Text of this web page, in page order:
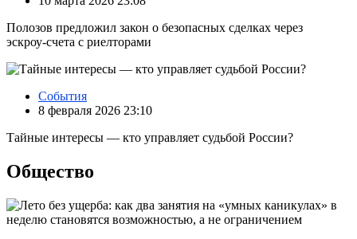
Полозов предложил закон о безопасных сделках через
эскроу‑счета с риелторами
События
8 февраля 2026 23:10
Тайные интересы — кто управляет судьбой России?
Общество